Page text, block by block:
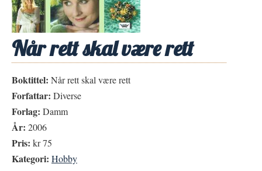
Når rett skal være rett
Boktittel: Når rett skal være rett
Forfattar: Diverse
Forlag: Damm
År: 2006
Pris: kr 75
Kategori: Hobby